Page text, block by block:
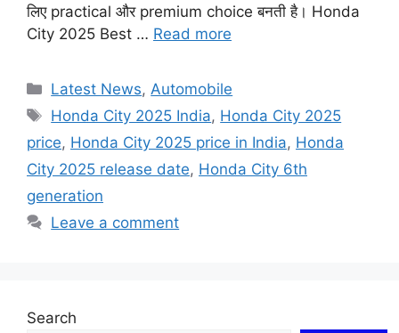
लिए practical और premium choice बनती है। Honda
City 2025 Best … Read more
Categories
Latest News,Automobile
Tags
Honda City 2025 India, Honda City 2025
price, Honda City 2025 price in India, Honda
City 2025 release date, Honda City 6th
generation
Leave a comment
Search